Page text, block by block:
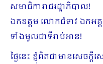
សមាជិការាជរដ្ឋាភិបាល!
ឯកឧត្តម លោកជំទាវ ឯកអគ្
ទាំងមូលជាទីរាប់អាន!
ថ្ងៃនេះ ខ្ញុំពិតជាមានសេច